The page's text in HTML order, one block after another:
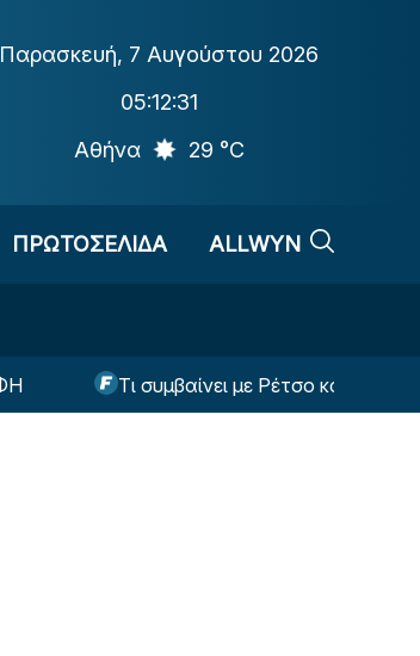
Παρασκευή, 7 Αυγούστου 2026
05:12:32
Αθήνα
29 °C
ΠΡΩΤΟΣΕΛΙΔΑ ALLWYN
Τι συμβαίνει με Ρέτσο και Έσε ενόψει της